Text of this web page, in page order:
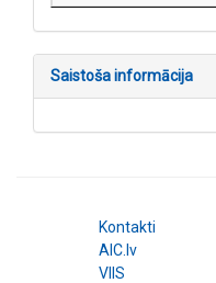
Saistoša informācija
Kontakti
AIC.lv
VIIS